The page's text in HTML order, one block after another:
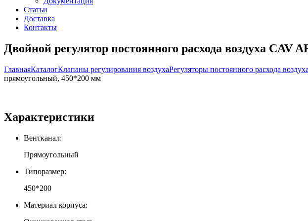
Статьи
Доставка
Контакты
Двойной регулятор постоянного расхода воздуха CAV
ГлавнаяКаталогКлапаны регулирования воздухаРегуляторы постоянного расхода
прямоугольный, 450*200 мм
Характеристики
Вентканал:
Прямоугольный
Типоразмер:
450*200
Материал корпуса: